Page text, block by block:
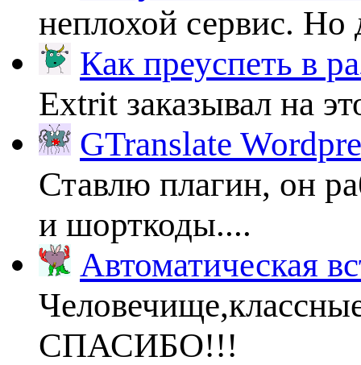
неплохой сервис.
Как преуспеть в
Extrit заказывал на
GTranslate
Ставлю плагин, он
и шорткоды....
Автоматическая
СПАСИБО!!!